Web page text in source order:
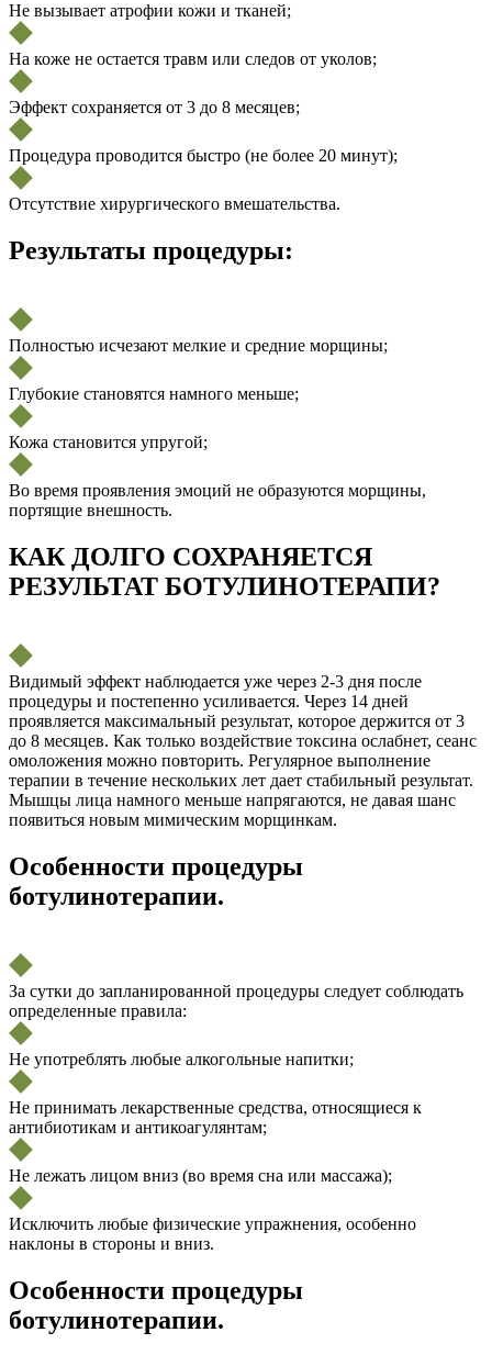
Не вызывает атрофии кожи и тканей;
На коже не остается травм или следов от уколов;
Эффект сохраняется от 3 до 8 месяцев;
Процедура проводится быстро (не более 20 минут);
Отсутствие хирургического вмешательства.
Результаты процедуры:
Полностью исчезают мелкие и средние морщины;
Глубокие становятся намного меньше;
Кожа становится упругой;
Во время проявления эмоций не образуются морщины,
портящие внешность.
КАК ДОЛГО СОХРАНЯЕТСЯ
РЕЗУЛЬТАТ БОТУЛИНОТЕРАПИ?
Видимый эффект наблюдается уже через 2-3 дня после
процедуры и постепенно усиливается. Через 14 дней
проявляется максимальный результат, которое держится от 3
до 8 месяцев. Как только воздействие токсина ослабнет, сеанс
омоложения можно повторить. Регулярное выполнение
терапии в течение нескольких лет дает стабильный результат.
Мышцы лица намного меньше напрягаются, не давая шанс
появиться новым мимическим морщинкам.
Особенности процедуры
ботулинотерапии.
За сутки до запланированной процедуры следует соблюдать
определенные правила:
Не употреблять любые алкогольные напитки;
Не принимать лекарственные средства, относящиеся к
антибиотикам и антикоагулянтам;
Не лежать лицом вниз (во время сна или массажа);
Исключить любые физические упражнения, особенно
наклоны в стороны и вниз.
Особенности процедуры
ботулинотерапии.